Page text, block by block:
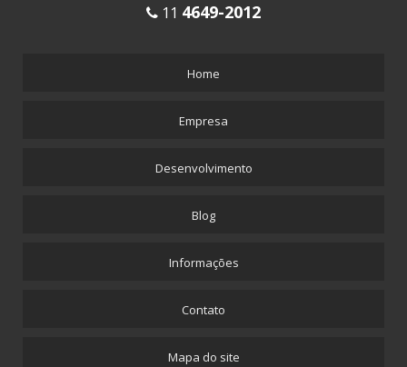
11 4649-2012
Home
Empresa
Desenvolvimento
Blog
Informações
Contato
Mapa do site